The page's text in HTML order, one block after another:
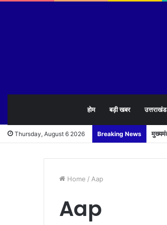
होम बड़ी खबर उत्तराखंड
Thursday, August 6 2026 Breaking News
Home / Aap
Aap